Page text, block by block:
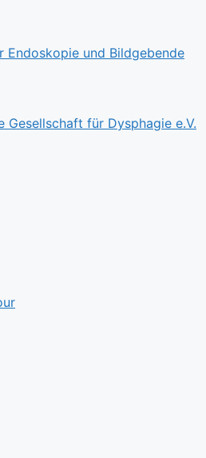
Endoskopie und Bildgebende
Gesellschaft für Dysphagie e.V.